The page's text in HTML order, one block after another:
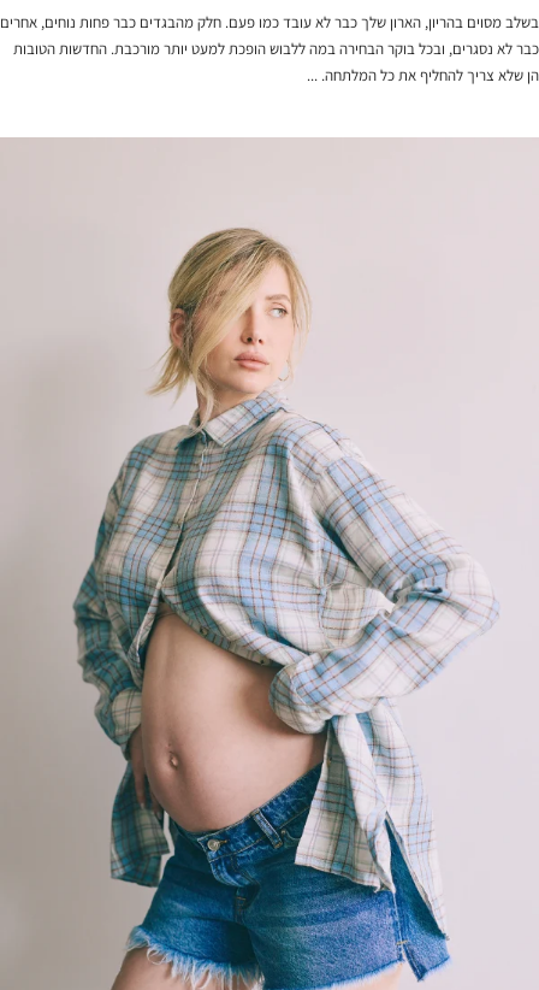
בשלב מסוים בהריון, הארון שלך כבר לא עובד כמו פעם. חלק מהבגדים כבר פחות נוחים, אחרים
כבר לא נסגרים, ובכל בוקר הבחירה במה ללבוש הופכת למעט יותר מורכבת. החדשות הטובות
הן שלא צריך להחליף את כל המלתחה. ...